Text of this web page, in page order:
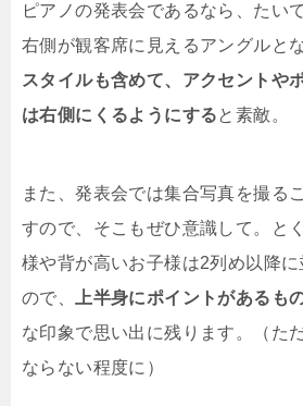
ピアノの発表会であるなら、たい
右側が観客席に見えるアングルと
スタイルも含めて、アクセントや
は右側にくるようにすると素敵。
また、発表会では集合写真を撮る
すので、そこもぜひ意識して。と
様や背が高いお子様は2列め以降
ので、
上半身にポイントがあるも
な印象で思い出に残ります。（た
ならない程度に）